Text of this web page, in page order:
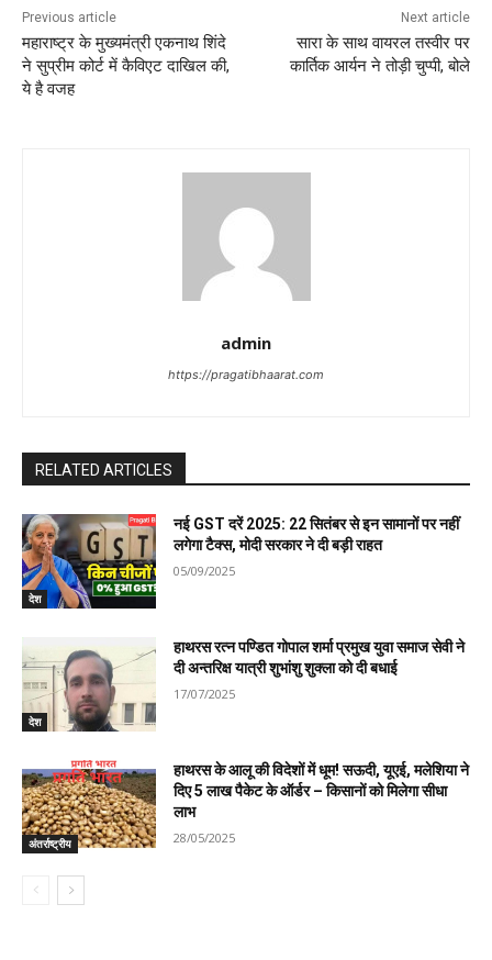
Previous article
महाराष्ट्र के मुख्यमंत्री एकनाथ शिंदे
ने सुप्रीम कोर्ट में कैविएट दाखिल की,
ये है वजह
Next article
सारा के साथ वायरल तस्वीर पर
कार्तिक आर्यन ने तोड़ी चुप्पी, बोले
admin
https://pragatibhaarat.com
RELATED ARTICLES
देश
नई GST दरें 2025: 22 सितंबर से इन सामानों पर नहीं
लगेगा टैक्स, मोदी सरकार ने दी बड़ी राहत
05/09/2025
देश
हाथरस रत्न पण्डित गोपाल शर्मा प्रमुख युवा समाज सेवी ने
दी अन्तरिक्ष यात्री शुभांशु शुक्ला को दी बधाई
17/07/2025
अंतर्राष्ट्रीय
हाथरस के आलू की विदेशों में धूम! सऊदी, यूएई, मलेशिया ने
दिए 5 लाख पैकेट के ऑर्डर – किसानों को मिलेगा सीधा
लाभ
28/05/2025